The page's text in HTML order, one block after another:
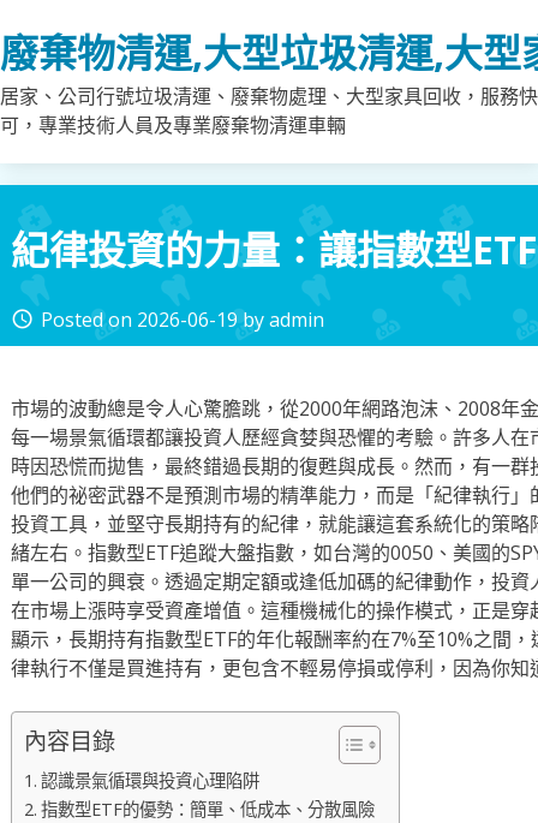
to
content
廢棄物清運,大型垃圾清運,大
居家、公司行號垃圾清運、廢棄物處理、大型家具回收，服務
可，專業技術人員及專業廢棄物清運車輛
紀律投資的力量：讓指數型
access_time Posted on 2026-06-19byadmin
市場的波動總是令人心驚膽跳，從2000年網路泡沫、2008年
每一場景氣循環都讓投資人歷經貪婪與恐懼的考驗。許多人
時因恐慌而拋售，最終錯過長期的復甦與成長。然而，有一
他們的祕密武器不是預測市場的精準能力，而是「紀律執行
投資工具，並堅守長期持有的紀律，就能讓這套系統化的策
緒左右。指數型ETF追蹤大盤指數，如台灣的0050、美國的
單一公司的興衰。透過定期定額或逢低加碼的紀律動作，投
在市場上漲時享受資產增值。這種機械化的操作模式，正是
顯示，長期持有指數型ETF的年化報酬率約在7%至10%之間
律執行不僅是買進持有，更包含不輕易停損或停利，因為你
內容目錄
認識景氣循環與投資心理陷阱
指數型ETF的優勢：簡單、低成本、分散風險